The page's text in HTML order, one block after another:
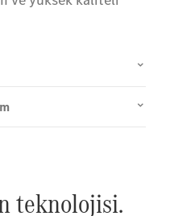
teknolojisi.